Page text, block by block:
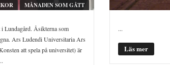
MÅNADEN SOM GÅTT
Lundagård. Åsikterna som
Ars Ludendi Universitaria Ars
att spela på universitet) är
...
Läs mer